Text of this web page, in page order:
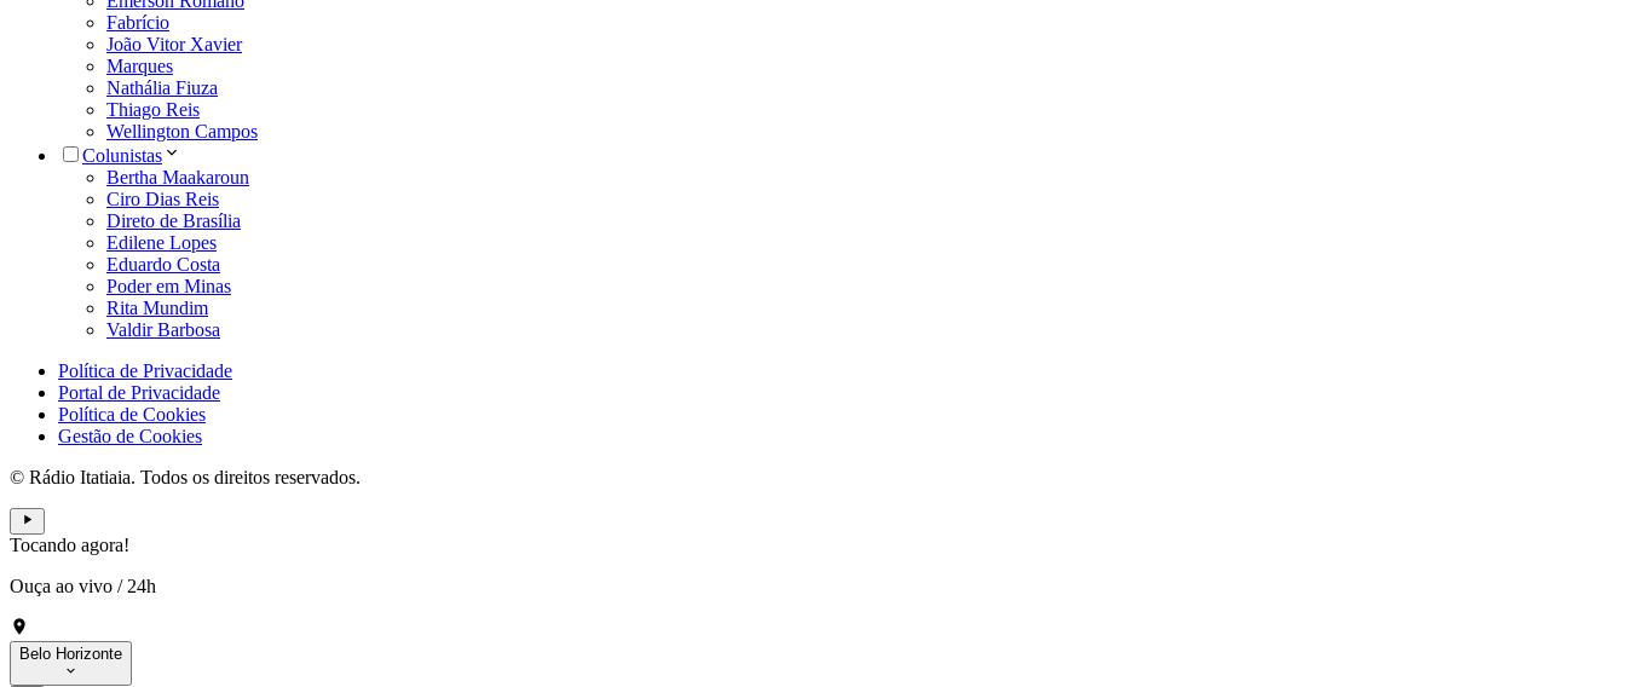
Fabrício
João Vitor Xavier
Marques
Nathália Fiuza
Thiago Reis
Wellington Campos
Colunistas
Bertha Maakaroun
Ciro Dias Reis
Direto de Brasília
Edilene Lopes
Eduardo Costa
Poder em Minas
Rita Mundim
Valdir Barbosa
Política de Privacidade
Portal de Privacidade
Política de Cookies
Gestão de Cookies
© Rádio Itatiaia. Todos os direitos reservados.
Tocando agora!
Ouça ao vivo / 24h
Belo Horizonte